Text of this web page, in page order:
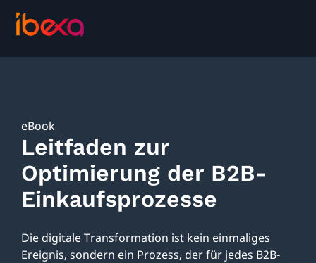
eBook
Leitfaden zur
Optimierung der B2B-
Einkaufsprozesse
Die digitale Transformation ist kein einmaliges
Ereignis, sondern ein Prozess, der für jedes B2B-